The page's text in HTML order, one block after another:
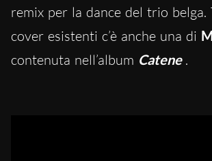
remix per la dance del trio belga.
cover esistenti c’è anche una di
contenuta nell’album Catene .